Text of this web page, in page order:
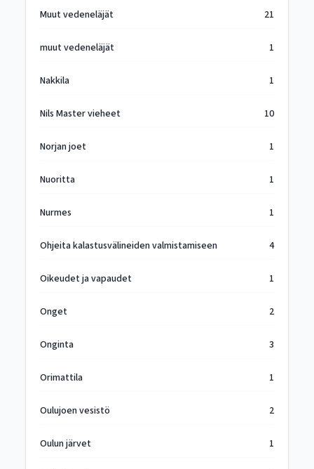
Muut vedeneläjät 21
muut vedeneläjät 1
Nakkila 1
Nils Master vieheet 10
Norjan joet 1
Nuoritta 1
Nurmes 1
Ohjeita kalastusvälineiden valmistamiseen 4
Oikeudet ja vapaudet 1
Onget 2
Onginta 3
Orimattila 1
Oulujoen vesistö 2
Oulun järvet 1